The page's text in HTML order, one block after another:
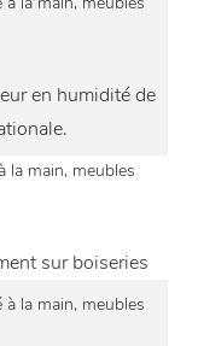
en humidité de
sur boiseries